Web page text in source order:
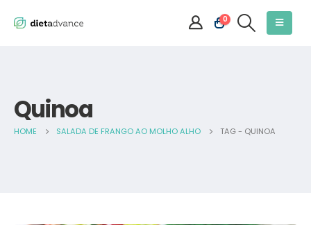
0
Quinoa
HOME SALADA DE FRANGO AO MOLHO ALHO TAG - QUINOA